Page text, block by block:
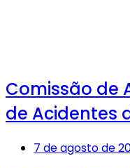
Comissão de
de Acidentes
7 de agosto de